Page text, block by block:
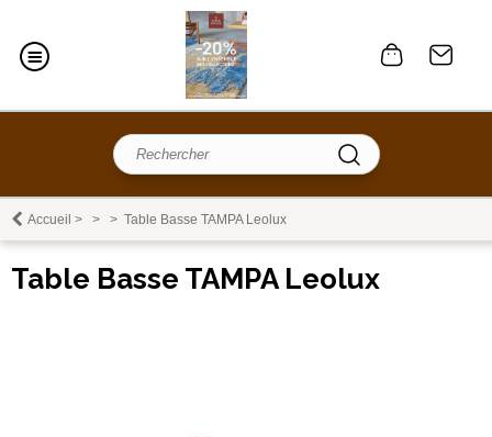
Accueil > > > Table Basse TAMPA Leolux
Table Basse TAMPA Leolux